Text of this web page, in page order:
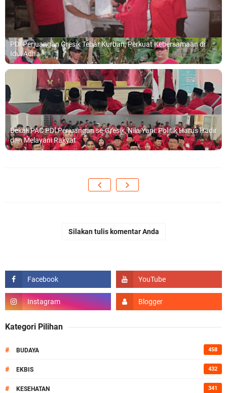
PDI Perjuangan Gresik Tebar Kurban, Perkuat Kebersamaan di
Idul Adha
Bekali PAC PDI Perjuangan se-Gresik, Nila Yani: Politik Harus Hadir
dan Melayani Rakyat
Silakan tulis komentar Anda
Kategori Pilihan
# BUDAYA 458
# EKBIS 432
# KESEHATAN 341